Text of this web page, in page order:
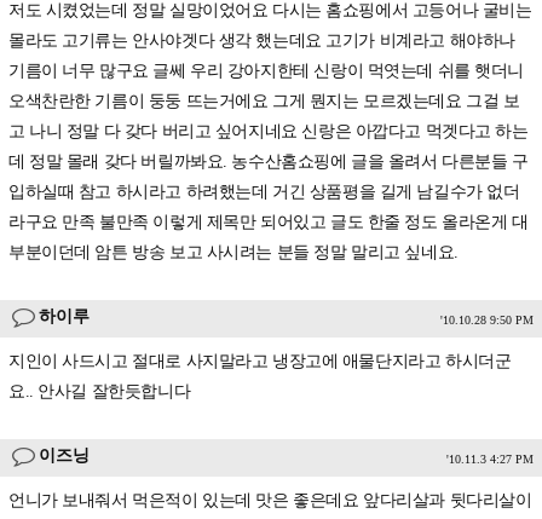
저도 시켰었는데 정말 실망이었어요 다시는 홈쇼핑에서 고등어나 굴비는
몰라도 고기류는 안사야겟다 생각 했는데요 고기가 비계라고 해야하나
기름이 너무 많구요 글쎄 우리 강아지한테 신랑이 먹엿는데 쉬를 햇더니
오색찬란한 기름이 둥둥 뜨는거에요 그게 뭔지는 모르겠는데요 그걸 보
고 나니 정말 다 갖다 버리고 싶어지네요 신랑은 아깝다고 먹겟다고 하는
데 정말 몰래 갖다 버릴까봐요. 농수산홈쇼핑에 글을 올려서 다른분들 구
입하실때 참고 하시라고 하려했는데 거긴 상품평을 길게 남길수가 없더
라구요 만족 불만족 이렇게 제목만 되어있고 글도 한줄 정도 올라온게 대
부분이던데 암튼 방송 보고 사시려는 분들 정말 말리고 싶네요.
하이루 '10.10.28 9:50 PM
지인이 사드시고 절대로 사지말라고 냉장고에 애물단지라고 하시더군
요.. 안사길 잘한듯합니다
이즈닝 '10.11.3 4:27 PM
언니가 보내줘서 먹은적이 있는데 맛은 좋은데요 앞다리살과 뒷다리살이